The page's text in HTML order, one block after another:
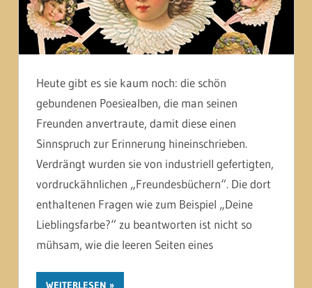
Heute gibt es sie kaum noch: die schön
gebundenen Poesiealben, die man seinen
Freunden anvertraute, damit diese einen
Sinnspruch zur Erinnerung hineinschrieben.
Verdrängt wurden sie von industriell gefertigten,
vordruckähnlichen „Freundesbüchern“. Die dort
enthaltenen Fragen wie zum Beispiel „Deine
Lieblingsfarbe?“ zu beantworten ist nicht so
mühsam, wie die leeren Seiten eines
WEITERLESEN